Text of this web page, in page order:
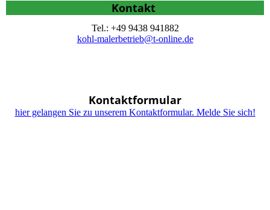
Kontakt
Tel.: +49 9438 941882
kohl-malerbetrieb@t-online.de
Kontaktformular
hier gelangen Sie zu unserem Kontaktformular. Melde Sie sich!